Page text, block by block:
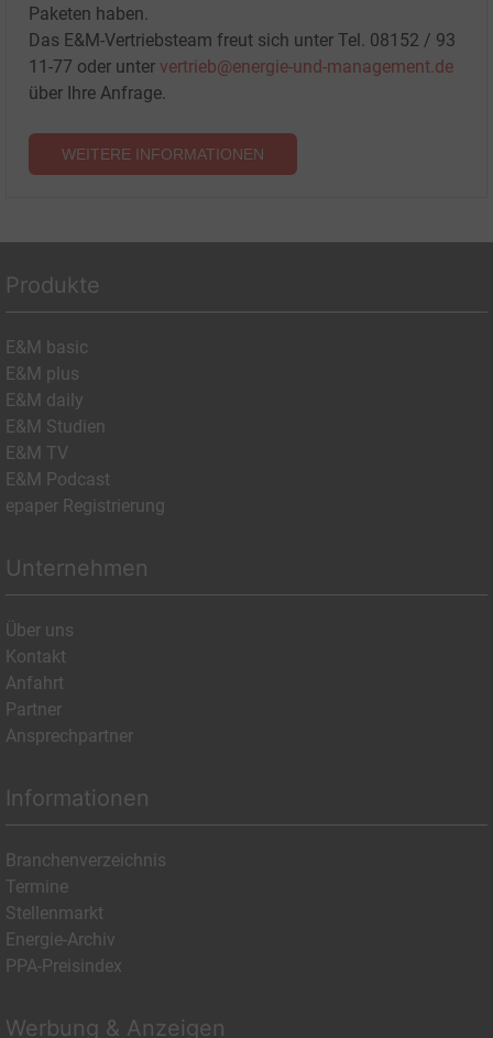
Paketen haben.
Das E&M-Vertriebsteam freut sich unter Tel. 08152 / 93
11-77 oder unter vertrieb@energie-und-management.de
über Ihre Anfrage.
WEITERE INFORMATIONEN
Produkte
E&M basic
E&M plus
E&M daily
E&M Studien
E&M TV
E&M Podcast
epaper Registrierung
Unternehmen
Über uns
Kontakt
Anfahrt
Partner
Ansprechpartner
Informationen
Branchenverzeichnis
Termine
Stellenmarkt
Energie-Archiv
PPA-Preisindex
Werbung & Anzeigen